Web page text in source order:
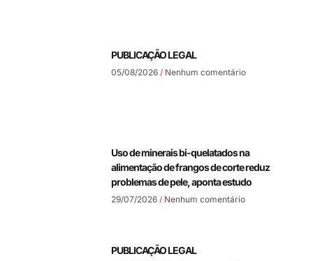
PUBLICAÇÃO LEGAL
05/08/2026 Nenhum comentário
Uso de minerais bi-quelatados na
alimentação de frangos de corte reduz
problemas de pele, aponta estudo
29/07/2026 Nenhum comentário
PUBLICAÇÃO LEGAL